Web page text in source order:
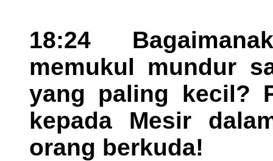
18:24
memukul mundur
yang paling kecil?
kepada Mesir
orang berkuda!